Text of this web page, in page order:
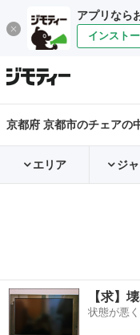
アプリなら
インスト
京都府 京都市のチェアの
エリア ジ
【求】
状態が悪